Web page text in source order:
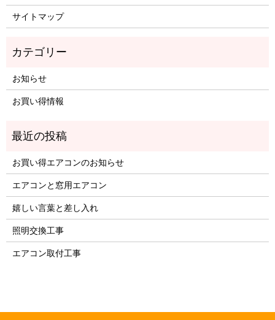
サイトマップ
お知らせ
お買い得情報
お買い得エアコンのお知らせ
エアコンと窓用エアコン
嬉しい言葉と差し入れ
照明交換工事
エアコン取付工事